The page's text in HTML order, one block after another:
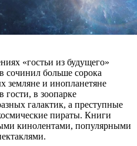
«гостьи из будущего»
сочинил больше сорока
земляне и инопланетяне
гости, в зоопарке
галактик, а преступные
пираты. Книги
кинолентами, популярными